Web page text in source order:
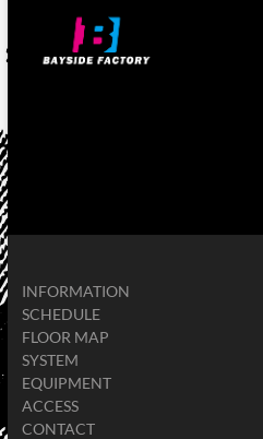
INFORMATION
SCHEDULE
FLOOR MAP
SYSTEM
EQUIPMENT
ACCESS
CONTACT